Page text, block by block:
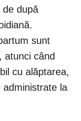
de după
sunt
atunci când
cu alăptarea,
la